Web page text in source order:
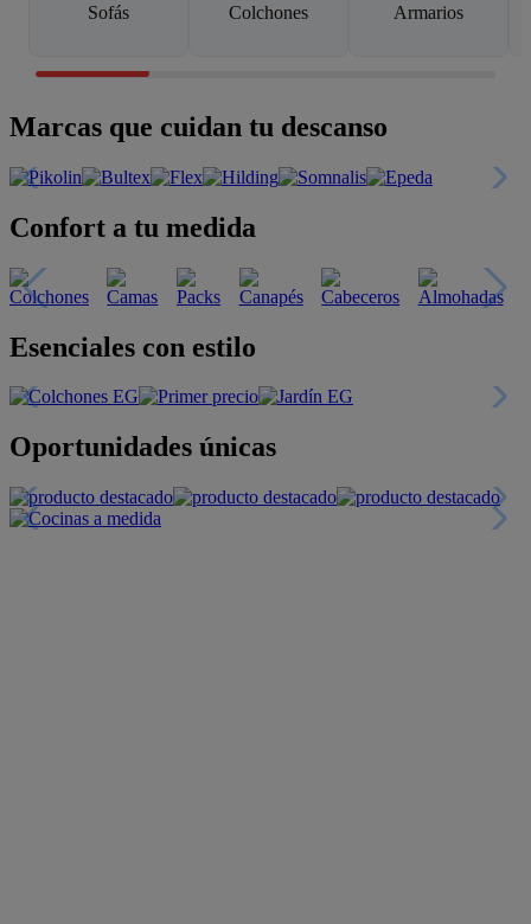
Sofás Colchones Armarios
Marcas que cuidan tu descanso
Confort a tu medida
Esenciales con estilo
Oportunidades únicas